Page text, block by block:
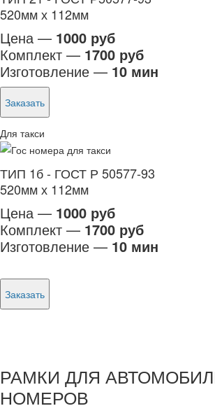
520мм х 112мм
Цена — 1000 руб
Комплект — 1700 руб
Изготовление — 10 мин
Заказать
Для такси
ТИП 1б - ГОСТ Р 50577-93
520мм х 112мм
Цена — 1000 руб
Комплект — 1700 руб
Изготовление — 10 мин
Заказать
РАМКИ ДЛЯ
НОМЕРОВ